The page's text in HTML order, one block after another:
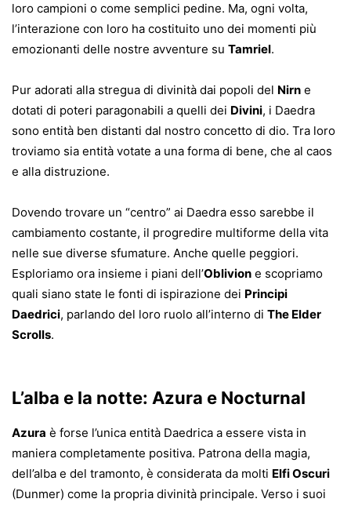
loro campioni o come semplici pedine. Ma, ogni volta,
l’interazione con loro ha costituito uno dei momenti più
emozionanti delle nostre avventure su Tamriel.
Pur adorati alla stregua di divinità dai popoli del Nirn e
dotati di poteri paragonabili a quelli dei Divini, i Daedra
sono entità ben distanti dal nostro concetto di dio. Tra loro
troviamo sia entità votate a una forma di bene, che al caos
e alla distruzione.
Dovendo trovare un “centro” ai Daedra esso sarebbe il
cambiamento costante, il progredire multiforme della vita
nelle sue diverse sfumature. Anche quelle peggiori.
Esploriamo ora insieme i piani dell’Oblivion e scopriamo
quali siano state le fonti di ispirazione dei Principi
Daedrici, parlando del loro ruolo all’interno di The Elder
Scrolls.
L’alba e la notte: Azura e Nocturnal
Azura è forse l’unica entità Daedrica a essere vista in
maniera completamente positiva. Patrona della magia,
dell’alba e del tramonto, è considerata da molti Elfi Oscuri
(Dunmer) come la propria divinità principale. Verso i suoi